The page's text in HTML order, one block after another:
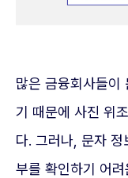
많은 금융회사들이
기 때문에 사진 위
다. 그러나, 문자 정
부를 확인하기 어